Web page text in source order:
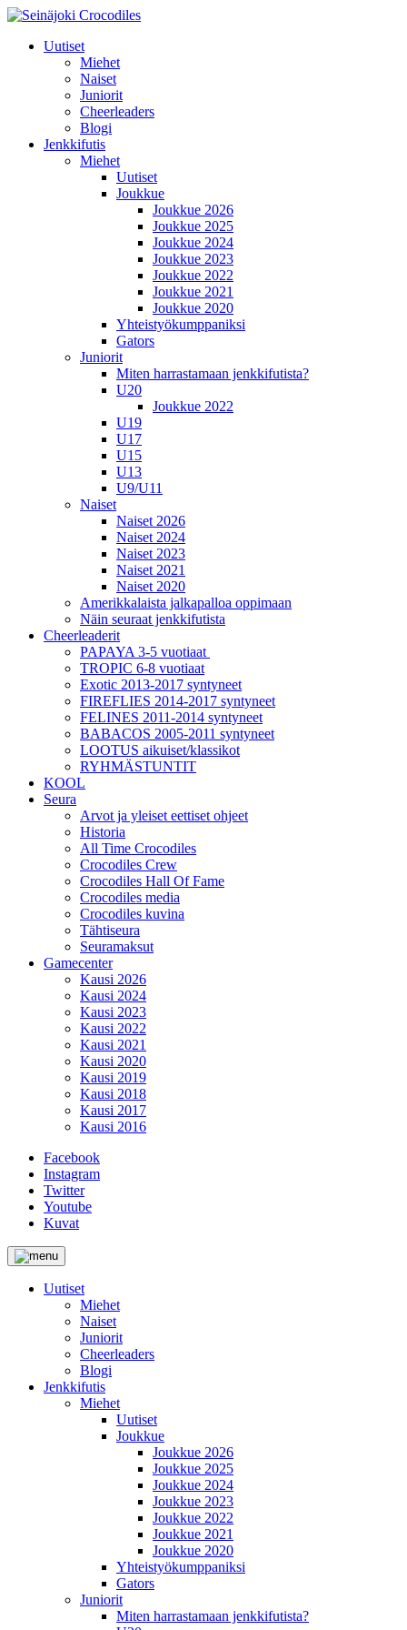
Uutiset
Miehet
Naiset
Juniorit
Cheerleaders
Blogi
Jenkkifutis
Miehet
Uutiset
Joukkue
Joukkue 2026
Joukkue 2025
Joukkue 2024
Joukkue 2023
Joukkue 2022
Joukkue 2021
Joukkue 2020
Yhteistyökumppaniksi
Gators
Juniorit
Miten harrastamaan jenkkifutista?
U20
Joukkue 2022
U19
U17
U15
U13
U9/U11
Naiset
Naiset 2026
Naiset 2024
Naiset 2023
Naiset 2021
Naiset 2020
Amerikkalaista jalkapalloa oppimaan
Näin seuraat jenkkifutista
Cheerleaderit
PAPAYA 3-5 vuotiaat
TROPIC 6-8 vuotiaat
Exotic 2013-2017 syntyneet
FIREFLIES 2014-2017 syntyneet
FELINES 2011-2014 syntyneet
BABACOS 2005-2011 syntyneet
LOOTUS aikuiset/klassikot
RYHMÄSTUNTIT
KOOL
Seura
Arvot ja yleiset eettiset ohjeet
Historia
All Time Crocodiles
Crocodiles Crew
Crocodiles Hall Of Fame
Crocodiles media
Crocodiles kuvina
Tähtiseura
Seuramaksut
Gamecenter
Kausi 2026
Kausi 2024
Kausi 2023
Kausi 2022
Kausi 2021
Kausi 2020
Kausi 2019
Kausi 2018
Kausi 2017
Kausi 2016
Facebook
Instagram
Twitter
Youtube
Kuvat
Uutiset
Miehet
Naiset
Juniorit
Cheerleaders
Blogi
Jenkkifutis
Miehet
Uutiset
Joukkue
Joukkue 2026
Joukkue 2025
Joukkue 2024
Joukkue 2023
Joukkue 2022
Joukkue 2021
Joukkue 2020
Yhteistyökumppaniksi
Gators
Juniorit
Miten harrastamaan jenkkifutista?